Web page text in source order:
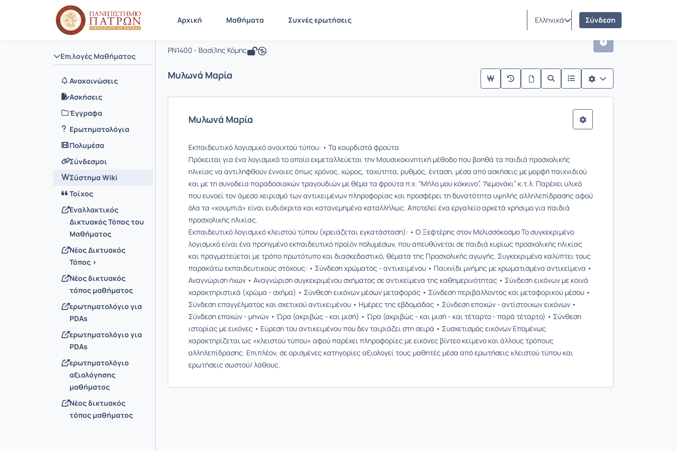
Αρχική Μαθήματα Συχνές ερωτήσεις Ελληνικά Σύνδεση
Επιλογές Μαθήματος
Ανακοινώσεις
Ασκήσεις
Έγγραφα
Ερωτηματολόγια
Πολυμέσα
Σύνδεσμοι
Σύστημα Wiki
Τοίχος
Εναλλακτικός
Δικτυακός Τόπος του
Μαθήματος
Νέος Δικτυακός
Τόπος >
Νέος δικτυακός
τόπος μαθήματος
ερωτηματολόγιο για
PDAs
ερωτηματολόγιο για
PDAs
ερωτηματολόγιο
αξιολόγησης
μαθήματος
Νέος δικτυακός
τόπος μαθήματος
Μάθημα : Τεχνολογίες της Πληροφορίας και των Επικοινωνιών στην Εκπαίδευση
Κωδικός : PN1400
Τεχνολογίες της Πληροφορίας και των Επικοινωνιών στην Εκπαίδευση
PN1400 - Βασίλης Κόμης
Μυλωνά Μαρία
Μυλωνά Μαρία
Εκπαιδευτικό λογισμικό ανοιχτού τύπου: • Τα κουρδιστά φρούτα
Πρόκειται για ένα λογισμικό το οποίο εκμεταλλεύεται την Μουσικοκινητική μέθοδο που βοηθά τα παιδιά προσχολικής
ηλικίας να αντιληφθούν έννοιες όπως χρόνος, χώρος, ταχύτητα, ρυθμός, ένταση, μέσα από ασκήσεις με μορφή παιχνιδιού
και με τη συνοδεία παραδοσιακών τραγουδιών με θέμα τα φρούτα π.χ. “Μήλο μου κόκκινο”, “Λεμονάκι” κ.τ.λ. Παρέχει υλικό
που ευνοεί τον άμεσο χειρισμό των αντικειμένων πληροφορίας και προσφέρει τη δυνατότητα υψηλής αλληλεπίδρασης αφού
όλα τα «κουμπιά» είναι ευδιάκριτα και κατανεμημένα καταλλήλως. Αποτελεί ένα εργαλείο αρκετά χρήσιμο για παιδιά
προσχολικής ηλικίας.
Εκπαιδευτικό λογισμικό κλειστού τύπου (χρειάζεται εγκατάσταση): • Ο Ξεφτέρης στον Μελισσόκοσμο Το συγκεκριμένο
λογισμικό είναι ένα προηγμένο εκπαιδευτικό προϊόν πολυμέσων, που απευθύνεται σε παιδιά κυρίως προσχολικής ηλικίας
και πραγματεύεται με τρόπο πρωτότυπο και διασκεδαστικό, θέματα της Προσχολικής αγωγής. Συγκεκριμένα καλύπτει τους
παρακάτω εκπαιδευτικούς στόχους: • Σύνδεση χρώματος - αντικειμένου • Παιχνίδι μνήμης με χρωματισμένα αντικείμενα •
Αναγνώριση ήχων • Αναγνώριση συγκεκριμένου σχήματος σε αντικείμενα της καθημερινότητας • Σύνδεση εικόνων με κοινά
χαρακτηριστικά (χρώμα - σχήμα) • Σύνθεση εικόνων μέσων μεταφοράς • Σύνδεση περιβάλλοντος και μεταφορικού μέσου •
Σύνδεση επαγγέλματος και σχετικού αντικειμένου • Ημέρες της εβδομάδας • Σύνδεση εποχών - αντίστοιχων εικόνων •
Σύνδεση εποχών - μηνών • Ώρα (ακριβώς - και μισή) • Ώρα (ακριβώς - και μισή - και τέταρτο - παρά τέταρτο) • Σύνθεση
ιστορίας με εικόνες • Εύρεση του αντικειμένου που δεν ταιριάζει στη σειρά • Συσχετισμός εικόνων Επομένως
χαρακτηρίζεται ως «κλειστού τύπου» αφού παρέχει πληροφορίες με εικόνες βίντεο κείμενο και άλλους τρόπους
αλληλεπίδρασης. Επιπλέον, σε ορισμένες κατηγορίες αξιολογεί τους μαθητές μέσα από ερωτήσεις κλειστού τύπου και
ερωτήσεις σωστού/ λάθους.